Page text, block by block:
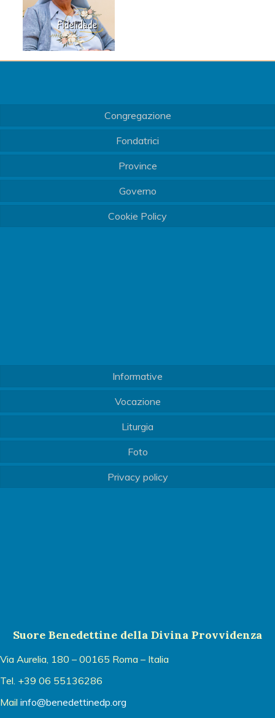
Congregazione
Fondatrici
Province
Governo
Cookie Policy
Informative
Vocazione
Liturgia
Foto
Privacy policy
Suore Benedettine della Divina Provvidenza
Via Aurelia, 180 – 00165 Roma – Italia
Tel. +39 06 55136286
Mail info@benedettinedp.org